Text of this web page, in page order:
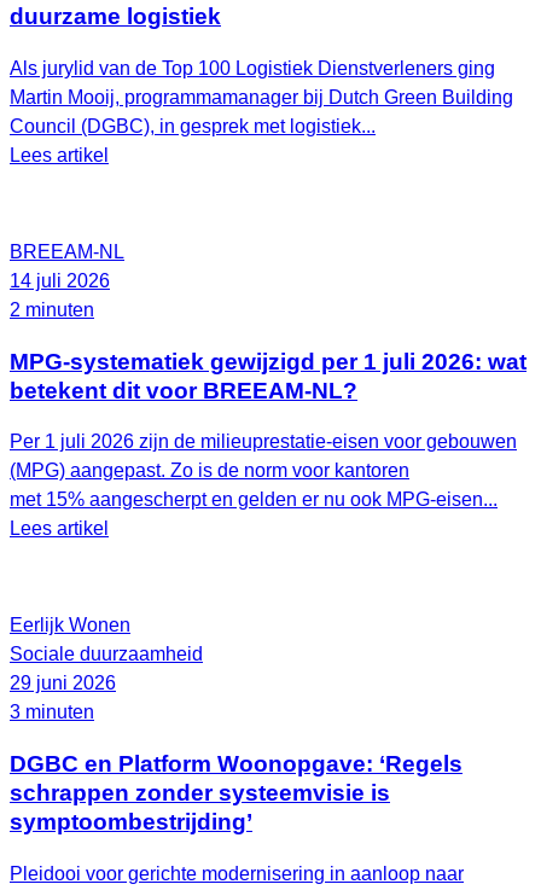
duurzame logistiek
Als jurylid van de Top 100 Logistiek Dienstverleners ging
Martin Mooij, programmamanager bij Dutch Green Building
Council (DGBC), in gesprek met logistiek...
Lees artikel
BREEAM-NL
14 juli 2026
2 minuten
MPG-systematiek gewijzigd per 1 juli 2026: wat
betekent dit voor BREEAM-NL?
Per 1 juli 2026 zijn de milieuprestatie-eisen voor gebouwen
(MPG) aangepast. Zo is de norm voor kantoren
met 15% aangescherpt en gelden er nu ook MPG-eisen...
Lees artikel
Eerlijk Wonen
Sociale duurzaamheid
29 juni 2026
3 minuten
DGBC en Platform Woonopgave: ‘Regels
schrappen zonder systeemvisie is
symptoombestrijding’
Pleidooi voor gerichte modernisering in aanloop naar